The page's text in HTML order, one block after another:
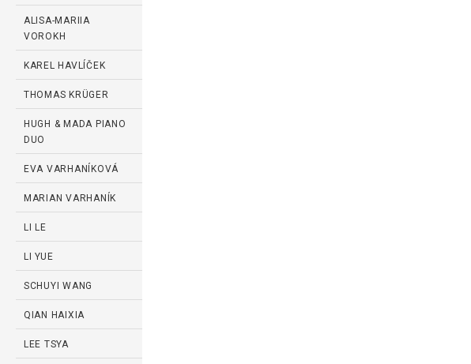
ALISA-MARIIA
VOROKH
KAREL HAVLÍČEK
THOMAS KRÜGER
HUGH & MADA PIANO
DUO
EVA VARHANÍKOVÁ
MARIAN VARHANÍK
LI LE
LI YUE
SCHUYI WANG
QIAN HAIXIA
LEE TSYA